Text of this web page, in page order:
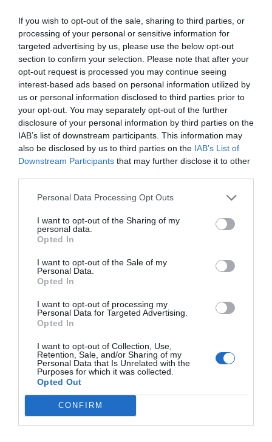
If you wish to opt-out of the sale, sharing to third parties, or
processing of your personal or sensitive information for
targeted advertising by us, please use the below opt-out
section to confirm your selection. Please note that after your
opt-out request is processed you may continue seeing
interest-based ads based on personal information utilized by
us or personal information disclosed to third parties prior to
your opt-out. You may separately opt-out of the further
disclosure of your personal information by third parties on the
IAB’s list of downstream participants. This information may
also be disclosed by us to third parties on the IAB’s List of
Downstream Participants that may further disclose it to other
Personal Data Processing Opt Outs
I want to opt-out of the Sharing of my
personal data.
Opted In
I want to opt-out of the Sale of my
Personal Data.
Opted In
I want to opt-out of processing my
Personal Data for Targeted Advertising.
Opted In
I want to opt-out of Collection, Use,
Retention, Sale, and/or Sharing of my
Personal Data that Is Unrelated with the
Purposes for which it was collected.
Opted Out
CONFIRM
Los extractos presentes en el Sedivitax Advanced se
obtienen a través de un exclusivo proceso tecnológico
de extracción, denominado Liquid-Phase
Microextraction (LPME), desarrollado por la
investigación de Aboca.
Sedivitax Advanced se presenta el cápsulas y
gotas
Sedivitax Advanced cápsulas: Se presenta en un
frasco con 30 cápsulas –
PVPR 12,70 €
30 ml– PVPR 10,70 €
Añadir El Farmacéutico
como fuente preferida
de Google de forma gratuita
Mantente informado con las últimas noticias de actualidad.
pasiflora valeriana
Destacados